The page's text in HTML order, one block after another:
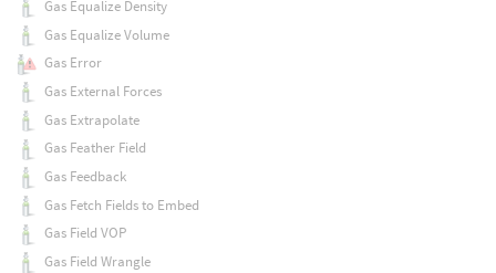
Gas Equalize Density
Gas Equalize Volume
Gas Error
Gas External Forces
Gas Extrapolate
Gas Feather Field
Gas Feedback
Gas Fetch Fields to Embed
Gas Field VOP
Gas Field Wrangle